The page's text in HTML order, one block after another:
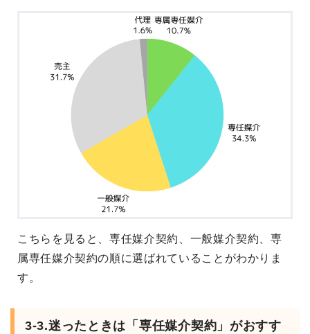
こちらを見ると、専任媒介契約、一般媒介契約、専
属専任媒介契約の順に選ばれていることがわかりま
す。
3-3.迷ったときは「専任媒介契約」がおすす